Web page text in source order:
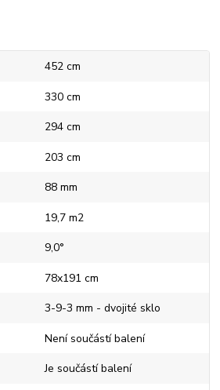
452 cm
330 cm
294 cm
203 cm
88 mm
19,7 m2
9,0°
78x191 cm
3-9-3 mm - dvojité sklo
Není součástí balení
Je součástí balení